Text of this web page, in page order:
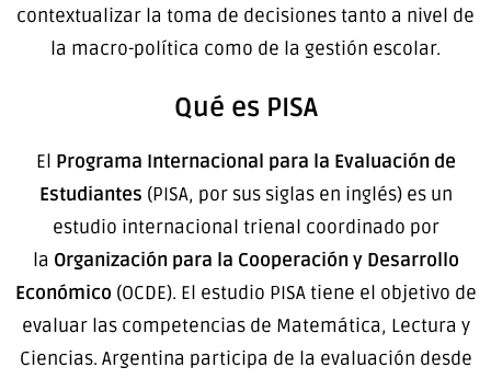
contextualizar la toma de decisiones tanto a nivel de
la macro-política como de la gestión escolar.
Qué es PISA
El Programa Internacional para la Evaluación de
Estudiantes (PISA, por sus siglas en inglés) es un
estudio internacional trienal coordinado por
la Organización para la Cooperación y Desarrollo
Económico (OCDE). El estudio PISA tiene el objetivo de
evaluar las competencias de Matemática, Lectura y
Ciencias. Argentina participa de la evaluación desde